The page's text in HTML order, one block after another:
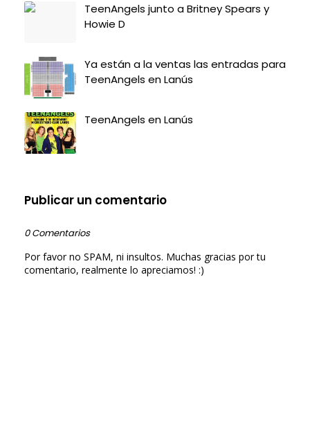
TeenAngels junto a Britney Spears y
Howie D
Ya están a la ventas las entradas para
TeenAngels en Lanús
TeenAngels en Lanús
Publicar un comentario
0 Comentarios
Por favor no SPAM, ni insultos. Muchas gracias por tu
comentario, realmente lo apreciamos! :)